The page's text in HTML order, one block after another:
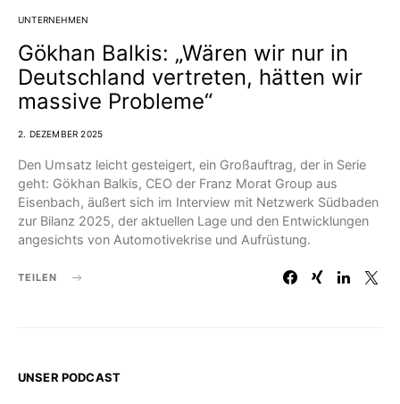
UNTERNEHMEN
Gökhan Balkis: „Wären wir nur in
Deutschland vertreten, hätten wir
massive Probleme“
2. DEZEMBER 2025
Den Umsatz leicht gesteigert, ein Großauftrag, der in Serie
geht: Gökhan Balkis, CEO der Franz Morat Group aus
Eisenbach, äußert sich im Interview mit Netzwerk Südbaden
zur Bilanz 2025, der aktuellen Lage und den Entwicklungen
angesichts von Automotivekrise und Aufrüstung.
TEILEN
UNSER PODCAST